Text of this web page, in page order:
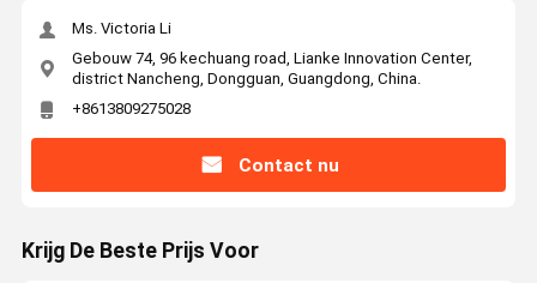
Ms. Victoria Li
Gebouw 74, 96 kechuang road, Lianke Innovation Center,
district Nancheng, Dongguan, Guangdong, China.
+8613809275028
Contact nu
Krijg De Beste Prijs Voor